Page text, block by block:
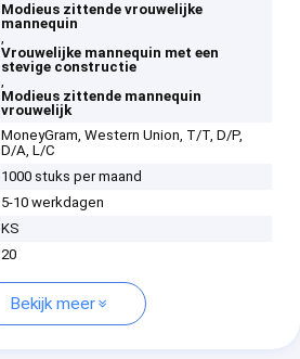
Modieus zittende vrouwelijke
mannequin
,
Vrouwelijke mannequin met een
stevige constructie
,
Modieus zittende mannequin
vrouwelijk
MoneyGram, Western Union, T/T, D/P,
D/A, L/C
1000 stuks per maand
5-10 werkdagen
KS
20
Bekijk meer